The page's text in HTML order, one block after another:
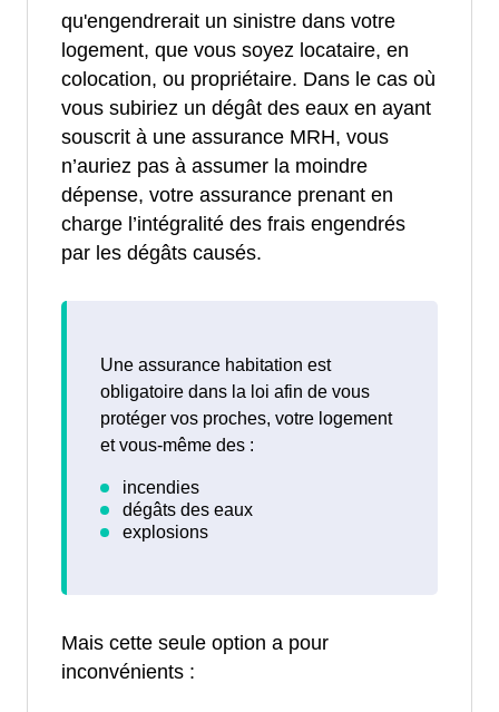
qu'engendrerait un sinistre dans votre
logement, que vous soyez locataire, en
colocation, ou propriétaire. Dans le cas où
vous subiriez un dégât des eaux en ayant
souscrit à une assurance MRH, vous
n’auriez pas à assumer la moindre
dépense, votre assurance prenant en
charge l’intégralité des frais engendrés
par les dégâts causés.
Une assurance habitation est
obligatoire dans la loi afin de vous
protéger vos proches, votre logement
et vous-même des :
Mais cette seule option a pour
inconvénients :